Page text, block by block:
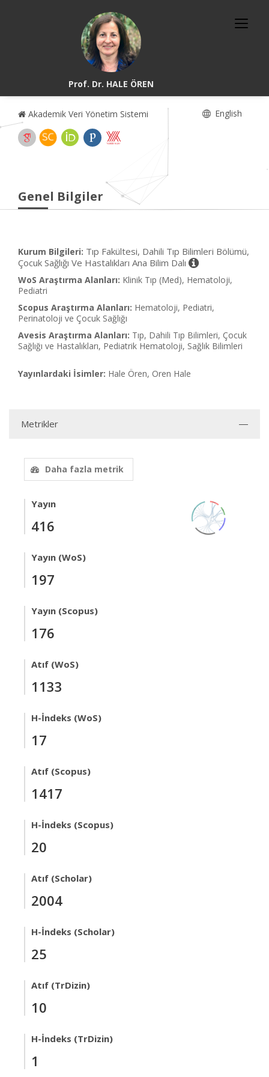
Prof. Dr. HALE ÖREN
Akademik Veri Yönetim Sistemi English
Genel Bilgiler
Kurum Bilgileri: Tıp Fakültesi, Dahili Tıp Bilimleri Bölümü,
Çocuk Sağlığı Ve Hastalıkları Ana Bilim Dalı
WoS Araştırma Alanları: Klinik Tıp (Med), Hematoloji,
Pediatri
Scopus Araştırma Alanları: Hematoloji, Pediatri,
Perinatoloji ve Çocuk Sağlığı
Avesis Araştırma Alanları: Tıp, Dahili Tıp Bilimleri, Çocuk
Sağlığı ve Hastalıkları, Pediatrik Hematoloji, Sağlık Bilimleri
Yayınlardaki İsimler: Hale Ören, Oren Hale
Metrikler
Daha fazla metrik
Yayın
416
Yayın (WoS)
197
Yayın (Scopus)
176
Atıf (WoS)
1133
H-İndeks (WoS)
17
Atıf (Scopus)
1417
H-İndeks (Scopus)
20
Atıf (Scholar)
2004
H-İndeks (Scholar)
25
Atıf (TrDizin)
10
H-İndeks (TrDizin)
1